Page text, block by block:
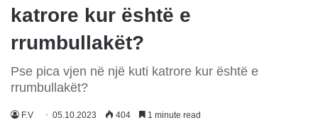
katrore kur është e
rrumbullakët?
Pse pica vjen në një kuti katrore kur është e
rrumbullakët?
F.V 05.10.2023 404 1 minute read